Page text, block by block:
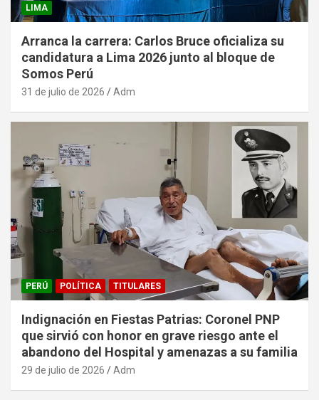
LIMA
Arranca la carrera: Carlos Bruce oficializa su
candidatura a Lima 2026 junto al bloque de
Somos Perú
31 de julio de 2026 Adm
PERÚ POLÍTICA TITULARES
Indignación en Fiestas Patrias: Coronel PNP
que sirvió con honor en grave riesgo ante el
abandono del Hospital y amenazas a su familia
29 de julio de 2026 Adm